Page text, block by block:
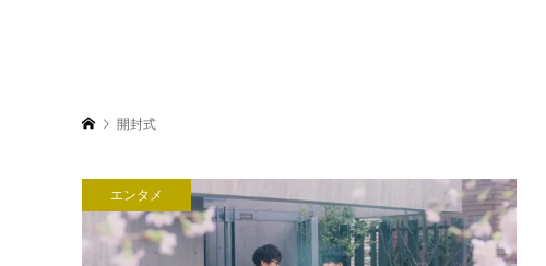
開封式
エンタメ